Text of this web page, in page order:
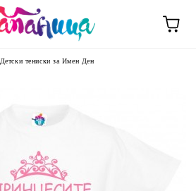
Детски тениски за Имен Ден